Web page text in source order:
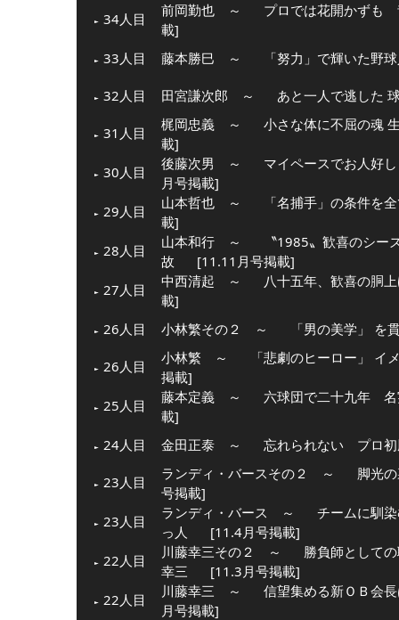
34人目 前岡勤也 ～
プロでは花開かずも
載]
33人目
藤本勝巳 ～ 「努力」で輝いた野
32人目 田宮謙次郎 ～ あと一人で逃した
31人目 梶岡忠義 ～
小さな体に不屈の魂
載]
30人目
後藤次男 ～
マイペースでお人好
月号掲載]
29人目
山本哲也 ～
「名捕手」の条件を
載]
28人目
山本和行 ～
〝1985〟歓喜のシ
故
[11.11月号掲載]
27人目
中西清起 ～
八十五年、歓喜の胴
載]
26人目
小林繁その２ ～ 「男の美学」 を
26人目 小林繁 ～
「悲劇のヒーロー」 イ
掲載]
25人目
藤本定義 ～
六球団で二十九年 名
載]
24人目
金田正泰 ～ 忘れられない プロ初
23人目 ランディ・バースその２ ～
脚光
号掲載]
23人目
ランディ・バース ～
チームに馴
っ人
[11.4月号掲載]
22人目
川藤幸三その２ ～
勝負師として
幸三
[11.3月号掲載]
22人目
川藤幸三 ～
信望集める新ＯＢ会
月号掲載]